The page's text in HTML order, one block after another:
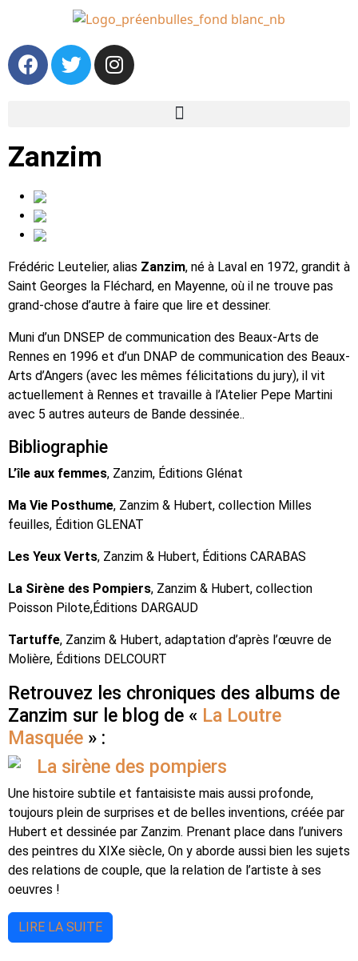
Zanzim
Frédéric Leutelier, alias Zanzim, né à Laval en 1972, grandit à
Saint Georges la Fléchard, en Mayenne, où il ne trouve pas
grand-chose d’autre à faire que lire et dessiner.
Muni d’un DNSEP de communication des Beaux-Arts de
Rennes en 1996 et d’un DNAP de communication des Beaux-
Arts d’Angers (avec les mêmes félicitations du jury), il vit
actuellement à Rennes et travaille à l’Atelier Pepe Martini
avec 5 autres auteurs de Bande dessinée..
Bibliographie
L’île aux femmes, Zanzim, Éditions Glénat
Ma Vie Posthume, Zanzim & Hubert, collection Milles
feuilles, Édition GLENAT
Les Yeux Verts, Zanzim & Hubert, Éditions CARABAS
La Sirène des Pompiers, Zanzim & Hubert, collection
Poisson Pilote,Éditions DARGAUD
Tartuffe, Zanzim & Hubert, adaptation d’après l’œuvre de
Molière, Éditions DELCOURT
Retrouvez les chroniques des albums de
Zanzim sur le blog de « La Loutre
Masquée » :
La sirène des pompiers
Une histoire subtile et fantaisiste mais aussi profonde,
toujours plein de surprises et de belles inventions, créée par
Hubert et dessinée par Zanzim. Prenant place dans l’univers
des peintres du XIXe siècle, On y aborde aussi bien les sujets
des relations de couple, que la relation de l’artiste à ses
oeuvres !
LIRE LA SUITE